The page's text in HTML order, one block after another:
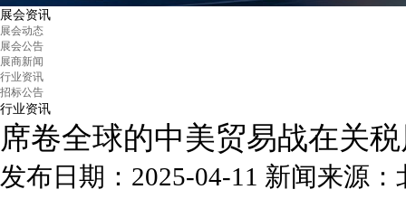
展会资讯
展会动态
展会公告
展商新闻
行业资讯
招标公告
行业资讯
席卷全球的中美贸易战在关
发布日期：2025-04-11 新闻来源：